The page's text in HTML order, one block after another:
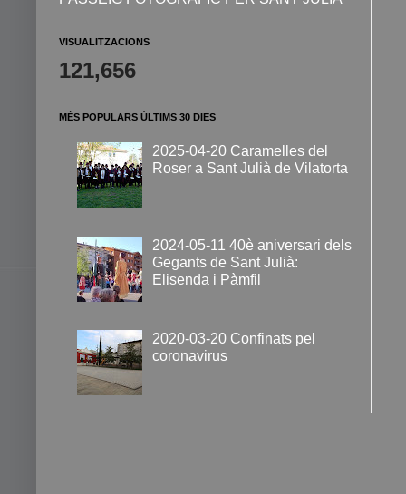
VISUALITZACIONS
121,656
MÉS POPULARS ÚLTIMS 30 DIES
2025-04-20 Caramelles del
Roser a Sant Julià de Vilatorta
2024-05-11 40è aniversari dels
Gegants de Sant Julià:
Elisenda i Pàmfil
2020-03-20 Confinats pel
coronavirus